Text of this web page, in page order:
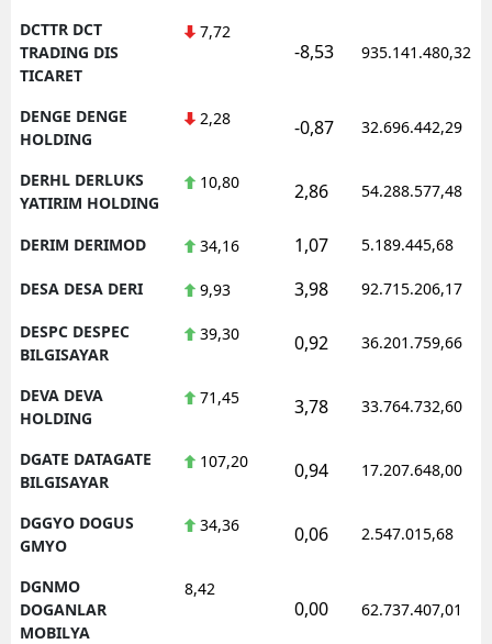
DCTTR DCT
TRADING DIS
TICARET
7,72
-8,53 935.141.480,32
DENGE DENGE
HOLDING
2,28 -0,87 32.696.442,29
DERHL DERLUKS
YATIRIM HOLDING
10,80 2,86 54.288.577,48
DERIM DERIMOD 34,16 1,07 5.189.445,68
DESA DESA DERI 9,93 3,98 92.715.206,17
DESPC DESPEC
BILGISAYAR
39,30 0,92 36.201.759,66
DEVA DEVA
HOLDING
71,45 3,78 33.764.732,60
DGATE DATAGATE
BILGISAYAR
107,20 0,94 17.207.648,00
DGGYO DOGUS
GMYO
34,36 0,06 2.547.015,68
DGNMO
DOGANLAR
MOBILYA
8,42
0,00 62.737.407,01